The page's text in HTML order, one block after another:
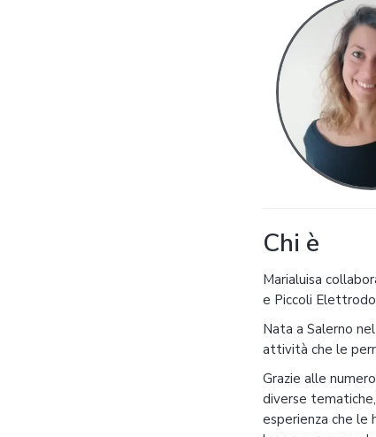
Chi è
Marialuisa
e Piccoli
Nata a Salerno
attività che le
Grazie alle
diverse
esperienza che le